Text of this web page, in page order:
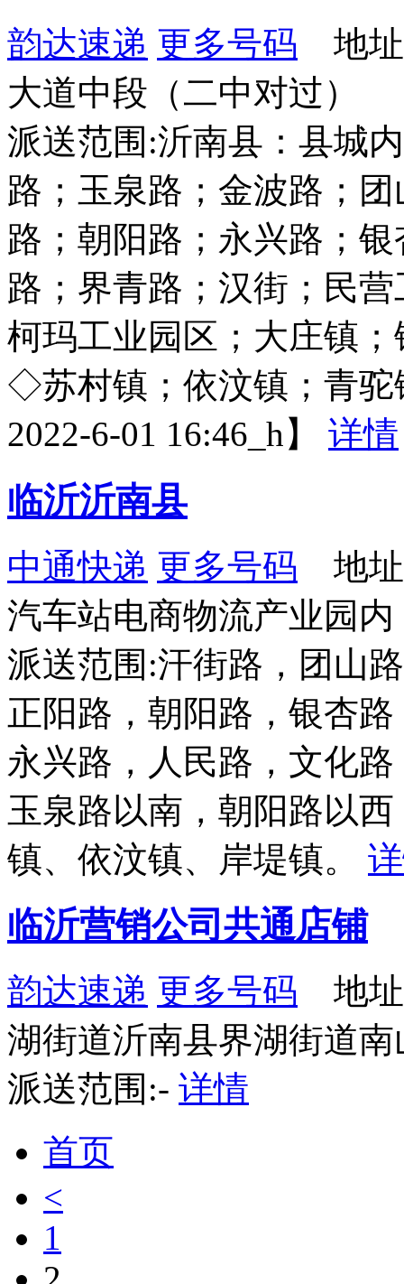
韵达速递 更多号码 地址
大道中段（二中对过）
派送范围:沂南县：县城
路；玉泉路；金波路；
路；朝阳路；永兴路；
路；界青路；汉街；民
柯玛工业园区；大庄镇
◇苏村镇；依汶镇；青驼
2022-6-01 16:46_h】 详情
临沂沂南县
中通快递 更多号码 地址
汽车站电商物流产业园内
派送范围:汗街路，团山
正阳路，朝阳路，银杏
永兴路，人民路，文化
玉泉路以南，朝阳路以
镇、依汶镇、岸堤镇。
临沂营销公司共通店铺
韵达速递 更多号码 地址
湖街道沂南县界湖街道
派送范围:- 详情
首页
<
1